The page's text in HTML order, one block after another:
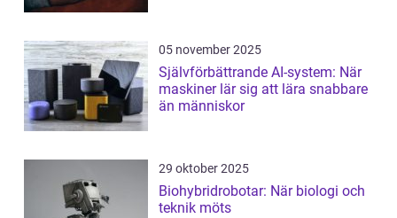
05 november 2025
Självförbättrande AI-system: När
maskiner lär sig att lära snabbare
än människor
29 oktober 2025
Biohybridrobotar: När biologi och
teknik möts